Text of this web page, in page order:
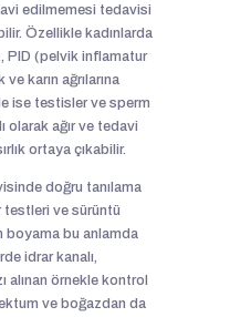
edilmemesi tedavisi
Özellikle kadınlarda
PID (pelvik inflamatur
ve karın ağrılarına
ise testisler ve sperm
olarak ağır ve tedavi
ortaya çıkabilir.
doğru tanılama
testleri ve sürüntü
bu anlamda
idrar kanalı,
alınan örnekle kontrol
ve boğazdan da